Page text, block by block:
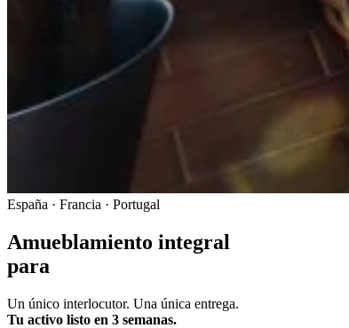
España · Francia · Portugal
Amueblamiento integral
para
Un único interlocutor. Una única entrega.
Tu activo listo en 3 semanas.